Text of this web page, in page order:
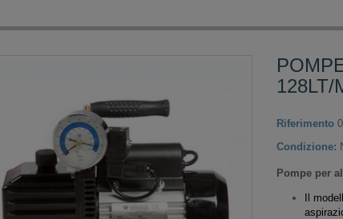
128LT/
Riferimento
Condizione:
Pompe per
Il